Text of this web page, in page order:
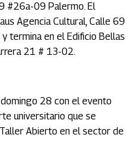
#26a-09 Palermo. El
Agencia Cultural, Calle 69
termina en el Edificio Bellas
21 # 13-02.
28 con el evento
universitario que se
Abierto en el sector de